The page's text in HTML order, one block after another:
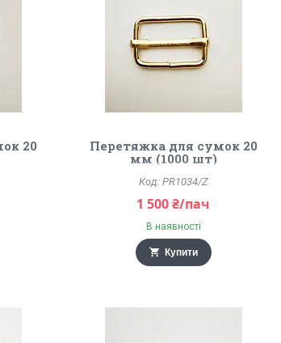
20
Перетяжка для сумок 20
мм (1000 шт)
PR1034/Z
1 500 ₴/пач
В наявності
Купити